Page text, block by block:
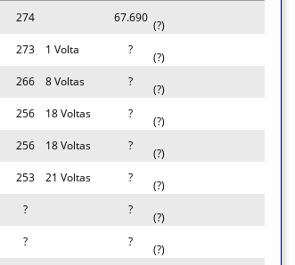
274 67.690
(?)
273 1 Volta ?
(?)
266 8 Voltas ?
(?)
256 18 Voltas ?
(?)
256 18 Voltas ?
(?)
253 21 Voltas ?
(?)
? ?
(?)
? ?
(?)